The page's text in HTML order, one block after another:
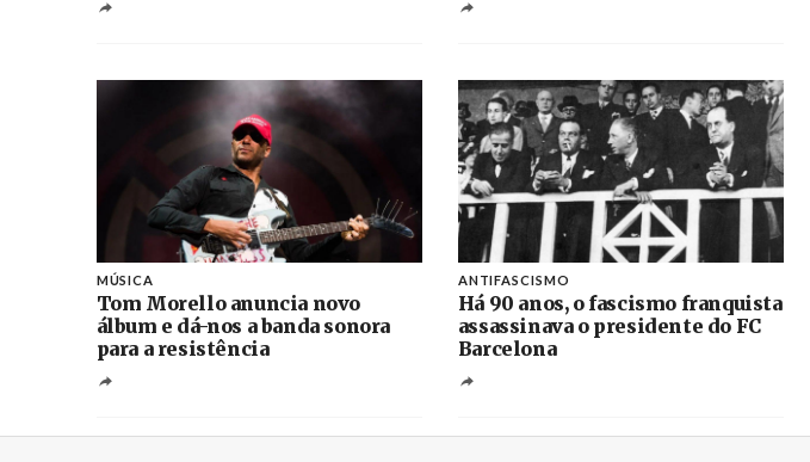
MÚSICA
Tom Morello anuncia novo
álbum e dá-nos a banda sonora
para a resistência
ANTIFASCISMO
Há 90 anos, o fascismo franquista
assassinava o presidente do FC
Barcelona